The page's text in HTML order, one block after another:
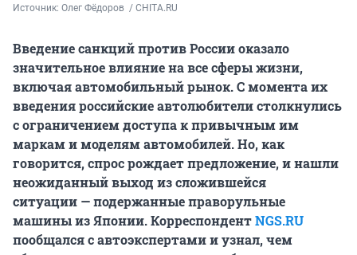
Источник: Олег Фёдоров  / CHITA.RU
Введение санкций против России оказало
значительное влияние на все сферы жизни,
включая автомобильный рынок. С момента их
введения российские автолюбители столкнулись
с ограничением доступа к привычным им
маркам и моделям автомобилей. Но, как
говорится, спрос рождает предложение, и нашли
неожиданный выход из сложившейся
ситуации — подержанные праворульные
машины из Японии. КорреспондентNGS.RU
пообщался с автоэкспертами и узнал, чем